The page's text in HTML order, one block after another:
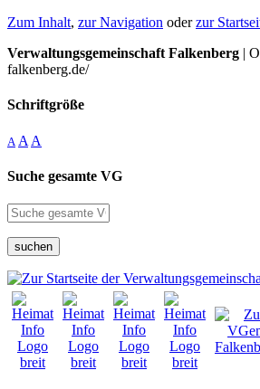
Zum Inhalt, zur Navigation oderzur
Verwaltungsgemeinschaft Falkenberg |
falkenberg.de/
Schriftgröße
A A A
Suche gesamte VG
suchen